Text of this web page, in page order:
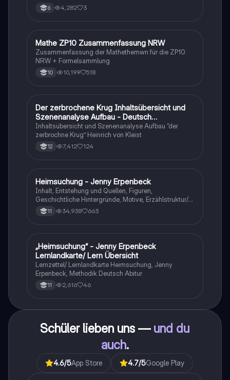
6 4,282 3
Mathe
Mathe ZP10 Zusammenfassung NRW
Zusammenfassung der Mathethemwn für die ZP10
NRW + Formelsammlung
10 10,199 518
Deutsch
Der zerbrochene Krug Inhaltsübersicht und
Szenenanalyse Aufbau - Deutsch
Q1/Q2/Abitur
Inhaltsübersicht und Szenenanalyse Aufbau “der
zerbrochne Krug” Heinrich von Kleist
12 7,412 124
Deutsch
Heimsuchung - Jenny Erpenbeck
Inhalt, Entstehung und Quellen, Figuren,
Geschichtliche Hintergründe, Motive, Erzählstruktur/-
stil 11 34,938 663
Deutsch
„Heimsuchung“ - Jenny Erpenbeck
Lernlandkarte/ Lern Übersicht
Lernzettel/ Lernlandkarte Heimsuchung, Jenny
Erpenbeck, Methodik Deutsch Abitur
11 2,616 46
Schüler lieben uns — und du
auch.
4.6/5App Store 4.7/5Google Play